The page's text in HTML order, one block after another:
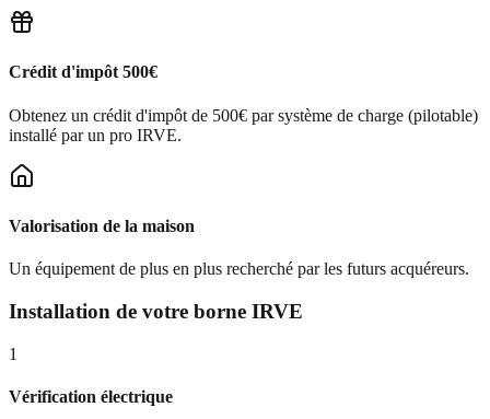
Crédit d'impôt 500€
Obtenez un crédit d'impôt de 500€ par système de charge (pilotable)
installé par un pro IRVE.
Valorisation de la maison
Un équipement de plus en plus recherché par les futurs acquéreurs.
Installation de votre borne IRVE
1
Vérification électrique